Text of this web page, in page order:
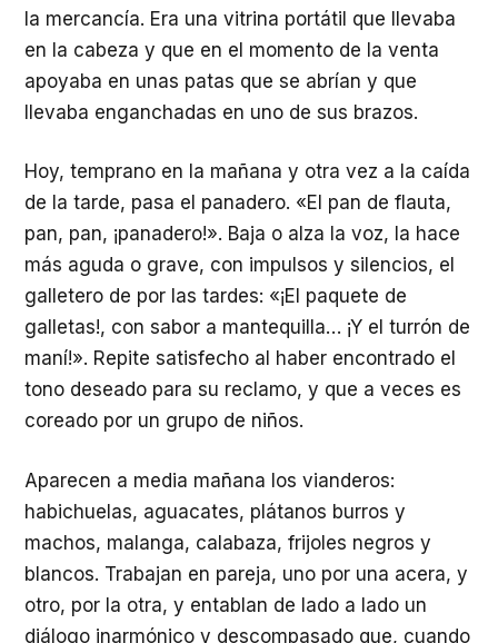
la mercancía. Era una vitrina portátil que llevaba
en la cabeza y que en el momento de la venta
apoyaba en unas patas que se abrían y que
llevaba enganchadas en uno de sus brazos.
Hoy, temprano en la mañana y otra vez a la caída
de la tarde, pasa el panadero. «El pan de flauta,
pan, pan, ¡panadero!». Baja o alza la voz, la hace
más aguda o grave, con impulsos y silencios, el
galletero de por las tardes: «¡El paquete de
galletas!, con sabor a mantequilla… ¡Y el turrón de
maní!». Repite satisfecho al haber encontrado el
tono deseado para su reclamo, y que a veces es
coreado por un grupo de niños.
Aparecen a media mañana los vianderos:
habichuelas, aguacates, plátanos burros y
machos, malanga, calabaza, frijoles negros y
blancos. Trabajan en pareja, uno por una acera, y
otro, por la otra, y entablan de lado a lado un
diálogo inarmónico y descompasado que, cuando